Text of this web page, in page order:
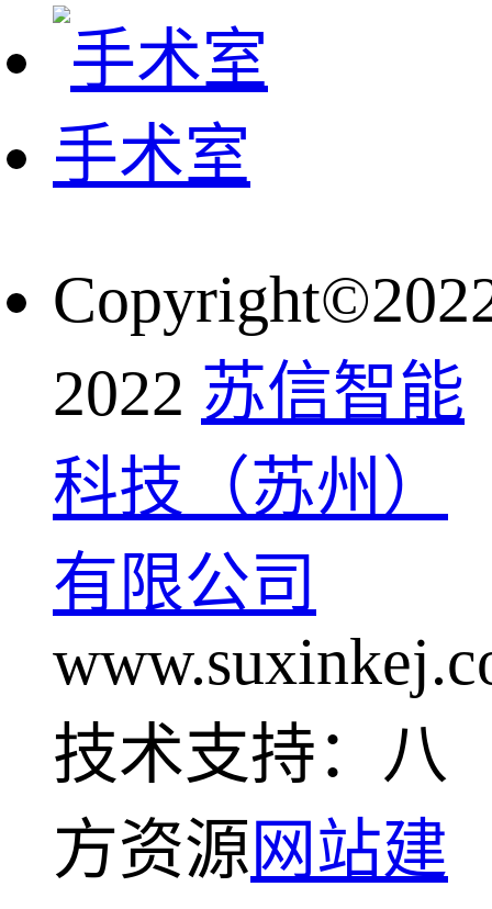
手术室
2022 苏信智能
科技（苏州）
有限公司
技术支持：八
方资源网站建